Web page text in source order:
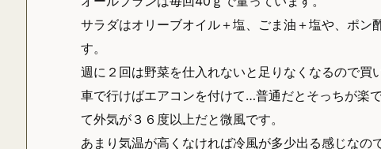
サラダはオリーブオイル＋塩、ごま油＋塩や、ポン
す。
週に２回は野菜を仕入れないと足りなくなるので買
車で行けばエアコンを付けて…普通だとそっちが楽
て外気が３６度以上だと微風です。
あまり気温が高くなければ冷風が多少出る感じなの